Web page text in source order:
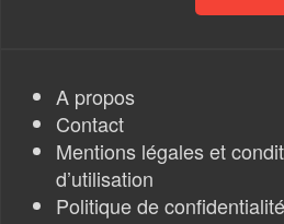
A propos
Contact
Mentions légales et
d’utilisation
Politique de confidentialité